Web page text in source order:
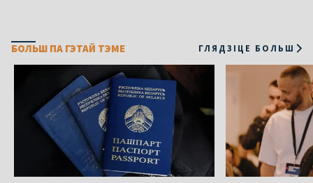
БОЛЬШ ПА ГЭТАЙ ТЭМЕ ГЛЯДЗІЦЕ БОЛЬШ